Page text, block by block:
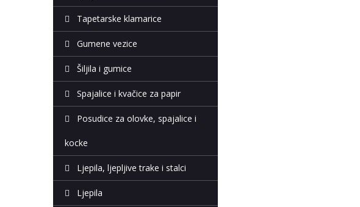
Tapetarske klamarice
Gumene vezice
Šiljila i gumice
Spajalice i kvačice za papir
Posudice za olovke, spajalice i
kocke
Ljepila, ljepljive trake i stalci
Ljepila